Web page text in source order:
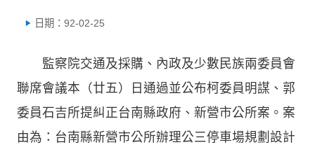
日期：92-02-25
監察院交通及採購、內政及少數民族兩委員會
聯席會議本（廿五）日通過並公布柯委員明謀、郭
委員石吉所提糾正台南縣政府、新營市公所案。案
由為：台南縣新營市公所辦理公三停車場規劃設計